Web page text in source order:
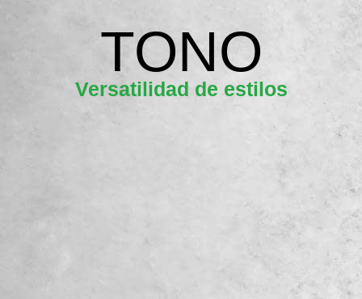
TONO
Versatilidad de estilos